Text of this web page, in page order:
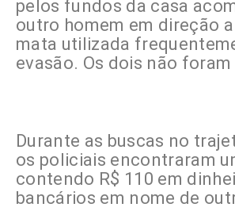
pelos fundos da casa
outro homem em direção
mata utilizada
evasão. Os dois não
Durante as buscas no
os policiais encontraram
contendo R$ 110 em
bancários em nome de